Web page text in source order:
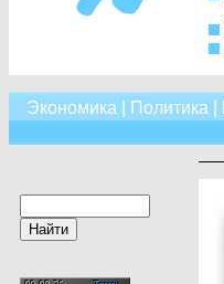
Экономика Политика